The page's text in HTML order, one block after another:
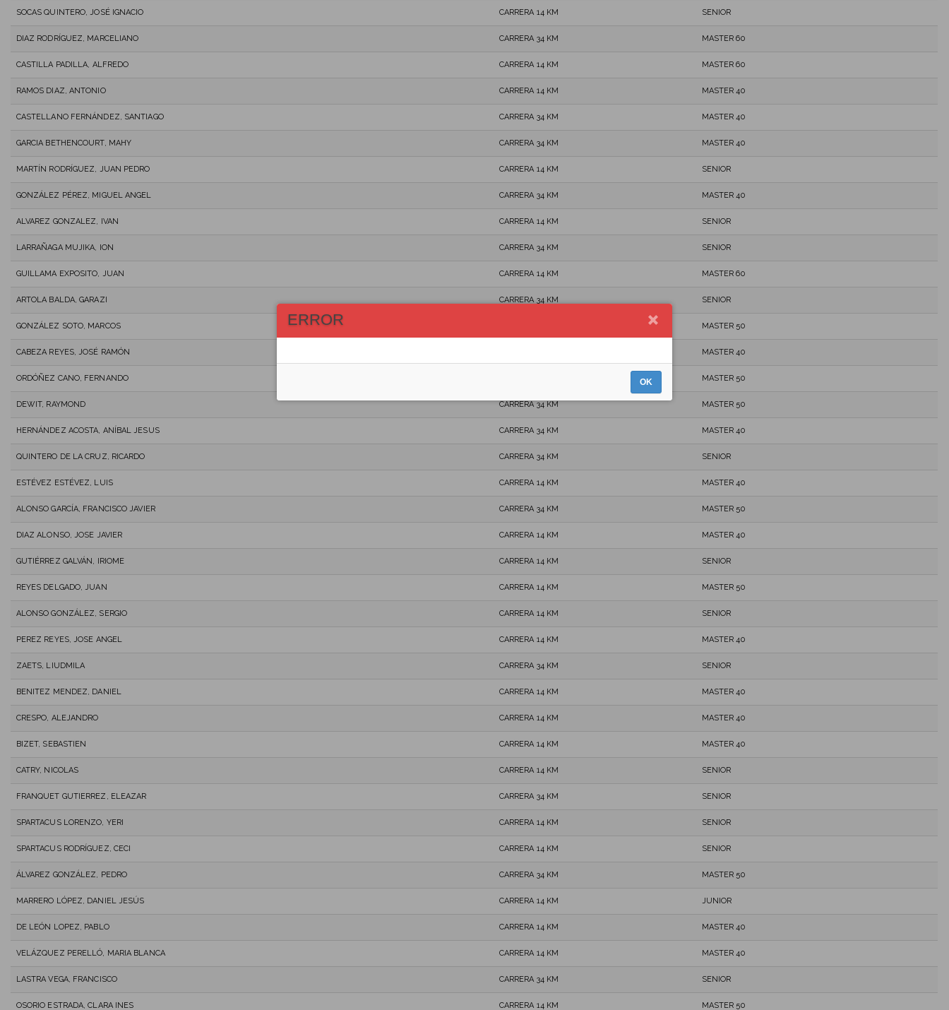
SOCAS QUINTERO, JOSÉ IGNACIO CARRERA 14 KM SENIOR
DIAZ RODRÍGUEZ, MARCELIANO CARRERA 34 KM MASTER 60
CASTILLA PADILLA, ALFREDO CARRERA 14 KM MASTER 60
RAMOS DIAZ, ANTONIO CARRERA 14 KM MASTER 40
CASTELLANO FERNÁNDEZ, SANTIAGO CARRERA 34 KM MASTER 40
GARCIA BETHENCOURT, MAHY CARRERA 34 KM MASTER 40
MARTÍN RODRÍGUEZ, JUAN PEDRO CARRERA 14 KM SENIOR
GONZÁLEZ PÉREZ, MIGUEL ANGEL CARRERA 34 KM MASTER 40
ALVAREZ GONZALEZ, IVAN CARRERA 14 KM SENIOR
LARRAÑAGA MUJIKA, ION CARRERA 34 KM SENIOR
GUILLAMA EXPOSITO, JUAN CARRERA 14 KM MASTER 60
ARTOLA BALDA, GARAZI CARRERA 34 KM SENIOR
GONZÁLEZ SOTO, MARCOS MASTER 50
CABEZA REYES, JOSÉ RAMÓN MASTER 40
ORDÓÑEZ CANO, FERNANDO MASTER 50
DEWIT, RAYMOND CARRERA 34 KM MASTER 50
HERNÁNDEZ ACOSTA, ANÍBAL JESUS CARRERA 34 KM MASTER 40
QUINTERO DE LA CRUZ, RICARDO CARRERA 34 KM SENIOR
ESTÉVEZ ESTÉVEZ, LUIS CARRERA 14 KM MASTER 40
ALONSO GARCÍA, FRANCISCO JAVIER CARRERA 34 KM MASTER 50
DIAZ ALONSO, JOSE JAVIER CARRERA 14 KM MASTER 40
GUTIÉRREZ GALVÁN, IRIOME CARRERA 14 KM SENIOR
REYES DELGADO, JUAN CARRERA 14 KM MASTER 50
ALONSO GONZÁLEZ, SERGIO CARRERA 14 KM SENIOR
PEREZ REYES, JOSE ANGEL CARRERA 14 KM MASTER 40
ZAETS, LIUDMILA CARRERA 34 KM SENIOR
BENITEZ MENDEZ, DANIEL CARRERA 14 KM MASTER 40
CRESPO, ALEJANDRO CARRERA 14 KM MASTER 40
BIZET, SEBASTIEN CARRERA 14 KM MASTER 40
CATRY, NICOLAS CARRERA 14 KM SENIOR
FRANQUET GUTIERREZ, ELEAZAR CARRERA 34 KM SENIOR
SPARTACUS LORENZO, YERI CARRERA 14 KM SENIOR
SPARTACUS RODRÍGUEZ, CECI CARRERA 14 KM SENIOR
ÁLVAREZ GONZÁLEZ, PEDRO CARRERA 34 KM MASTER 50
MARRERO LÓPEZ, DANIEL JESÚS CARRERA 14 KM JUNIOR
DE LEÓN LOPEZ, PABLO CARRERA 14 KM MASTER 40
VELÁZQUEZ PERELLÓ, MARIA BLANCA CARRERA 14 KM MASTER 40
LASTRA VEGA, FRANCISCO CARRERA 34 KM SENIOR
OSORIO ESTRADA, CLARA INES CARRERA 14 KM MASTER 50
ERROR
OK